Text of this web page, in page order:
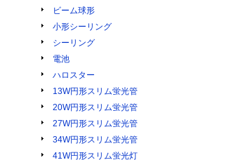
ビーム球形
小形シーリング
シーリング
電池
ハロスター
13W円形スリム蛍光管
20W円形スリム蛍光管
27W円形スリム蛍光管
34W円形スリム蛍光管
41W円形スリム蛍光灯